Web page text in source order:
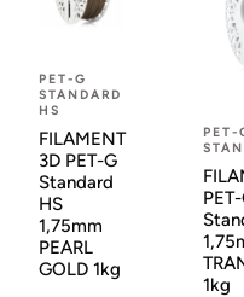
PET-G
STANDARD
HS
FILAMENT
3D PET-G
Standard
HS
1,75mm
PEARL
GOLD 1kg
PET-
1kg